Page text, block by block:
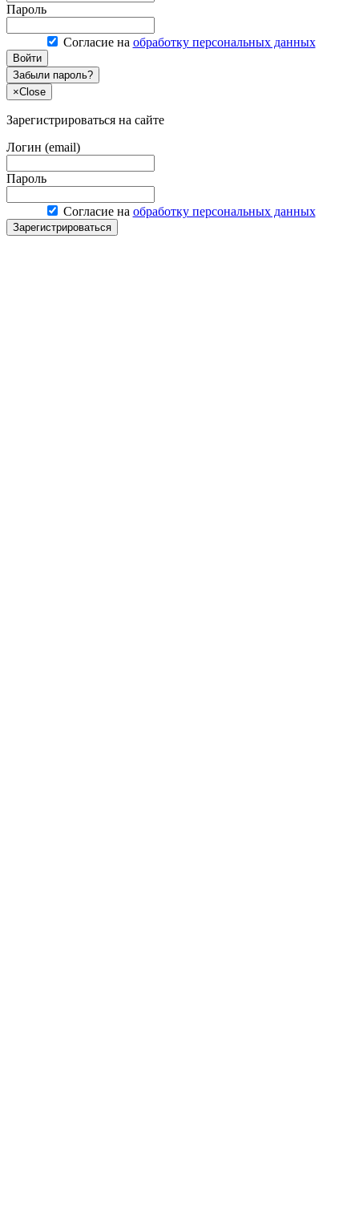
Пароль
Согласие на обработку персональных данных
Войти
Забыли пароль?
×Close
Зарегистрироваться на сайте
Логин (email)
Пароль
Согласие на обработку персональных данных
Зарегистрироваться